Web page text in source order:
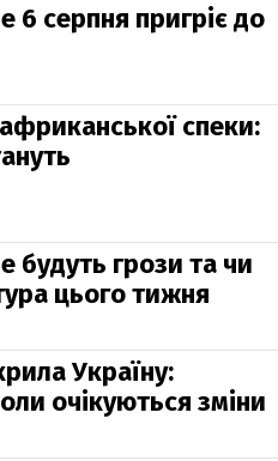
6 серпня пригріє до
спеки:
будуть грози та чи
цього тижня
Україну:
очікуються зміни